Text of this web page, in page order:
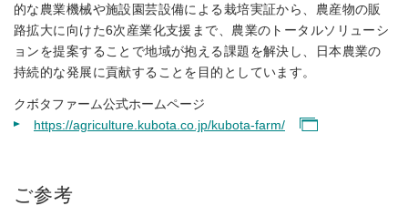
的な農業機械や施設園芸設備による栽培実証から、農産物の販
路拡大に向けた6次産業化支援まで、農業のトータルソリューシ
ョンを提案することで地域が抱える課題を解決し、日本農業の
持続的な発展に貢献することを目的としています。
クボタファーム公式ホームページ
https://agriculture.kubota.co.jp/kubota-farm/
ご参考